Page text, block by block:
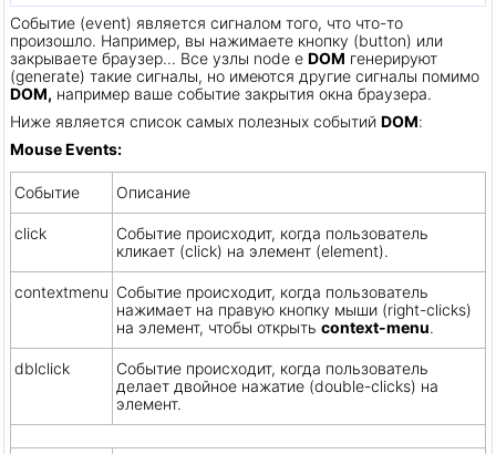
Событие (event) является сигналом того, что что-то
произошло. Например, вы нажимаете кнопку (button) или
закрываете браузер... Все узлы node e DOM генерируют
(generate) такие сигналы, но имеются другие сигналы помимо
DOM, например ваше событие закрытия окна браузера.
Ниже является список самых полезных событий DOM:
Mouse Events:
Событие Описание
click
Событие происходит, когда пользователь
кликает (click) на элемент (element).
contextmenu Событие происходит, когда пользователь
нажимает на правую кнопку мыши (right-clicks)
на элемент, чтобы открыть context-menu.
dblclick
Событие происходит, когда пользователь
делает двойное нажатие (double-clicks) на
элемент.